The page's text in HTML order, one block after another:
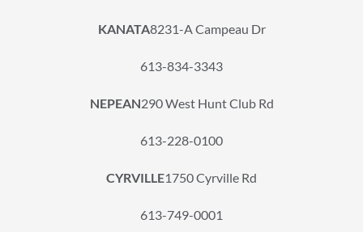
KANATA8231-A Campeau Dr
613-834-3343
NEPEAN290 West Hunt Club Rd
613-228-0100
CYRVILLE1750 Cyrville Rd
613-749-0001